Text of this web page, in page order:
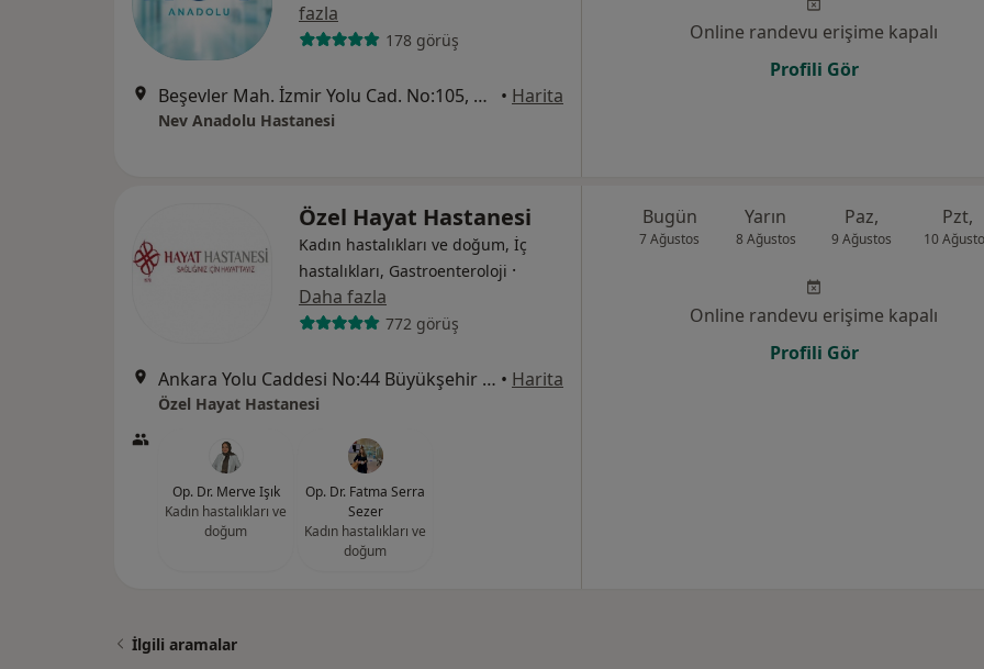
fazla
178 görüş
Beşevler Mah. İzmir Yolu Cad. No:105, Nilüfer • Harita
Nev Anadolu Hastanesi
Online randevu erişime kapalı
Profili Gör
Özel Hayat Hastanesi
Kadın hastalıkları ve doğum, İç
hastalıkları, Gastroenteroloji ·
Daha fazla
772 görüş
Ankara Yolu Caddesi No:44 Büyükşehir Belediye Binası Karşısı, Osmangazi • Harita
Özel Hayat Hastanesi
Op. Dr. Merve Işık
Kadın hastalıkları ve
doğum
Op. Dr. Fatma Serra
Sezer
Kadın hastalıkları ve
doğum
Bugün
7 Ağustos
Yarın
8 Ağustos
Paz,
9 Ağustos
Pzt,
10
Online randevu erişime kapalı
Profili Gör
İlgili aramalar